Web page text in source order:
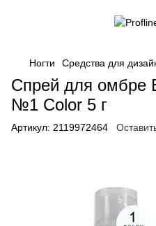
Ногти Средства для
Спрей для омбре
№1 Color 5 г
Артикул: 2119972464